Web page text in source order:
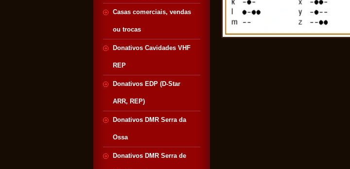
Casas comerciais, vendas
ou trocas
Donativos Cavidades VHF
REP
Donativos EDP (D-Star
ARR, REP)
Donativos DMR Serra da
Ossa
Donativos DMR Serra de